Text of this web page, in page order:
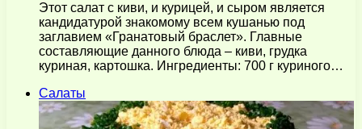
Этот салат с киви, и курицей, и сыром является
кандидатурой знакомому всем кушанью под
заглавием «Гранатовый браслет». Главные
составляющие данного блюда – киви, грудка
куриная, картошка. Ингредиенты: 700 г куриного…
Салаты